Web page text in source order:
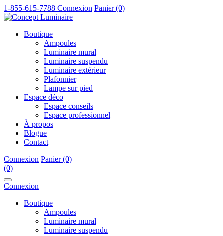
1-855-615-7788 Connexion Panier (0)
Boutique
Ampoules
Luminaire mural
Luminaire suspendu
Luminaire extérieur
Plafonnier
Lampe sur pied
Espace déco
Espace conseils
Espace professionnel
À propos
Blogue
Contact
Connexion Panier (0)
(0)
Connexion
Boutique
Ampoules
Luminaire mural
Luminaire suspendu